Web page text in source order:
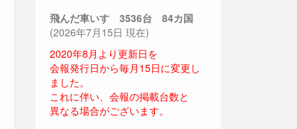
飛んだ車いす 3536台 84カ国
(2026年7月15日 現在)
2020年8月より更新日を
会報発行日から毎月15日に変更し
ました。
これに伴い、会報の掲載台数と
異なる場合がございます。